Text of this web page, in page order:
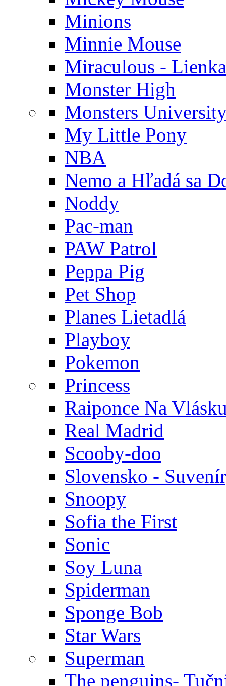
Minions
Minnie Mouse
Miraculous -
Monster High
Monsters
My Little Pony
NBA
Nemo a Hľadá sa
Noddy
Pac-man
PAW Patrol
Peppa Pig
Pet Shop
Planes Lietadlá
Playboy
Pokemon
Princess
Raiponce Na
Real Madrid
Scooby-doo
Slovensko -
Snoopy
Sofia the First
Sonic
Soy Luna
Spiderman
Sponge Bob
Star Wars
Superman
The penguins-